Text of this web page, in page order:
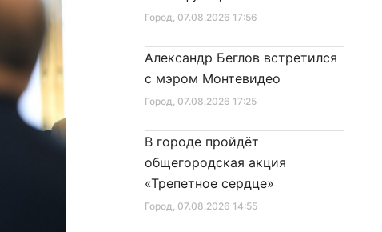
Город, 07.08.2026 17:56
площадки центра спорта
Город, 07.08.2026 17:25
Александр Беглов встретился
с мэром Монтевидео
Город, 07.08.2026 14:55
В городе пройдёт
общегородская акция
«Трепетное сердце»